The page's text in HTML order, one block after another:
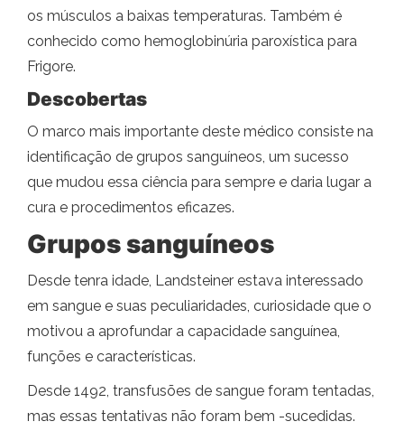
os músculos a baixas temperaturas. Também é
conhecido como hemoglobinúria paroxística para
Frigore.
Descobertas
O marco mais importante deste médico consiste na
identificação de grupos sanguíneos, um sucesso
que mudou essa ciência para sempre e daria lugar a
cura e procedimentos eficazes.
Grupos sanguíneos
Desde tenra idade, Landsteiner estava interessado
em sangue e suas peculiaridades, curiosidade que o
motivou a aprofundar a capacidade sanguínea,
funções e características.
Desde 1492, transfusões de sangue foram tentadas,
mas essas tentativas não foram bem -sucedidas.